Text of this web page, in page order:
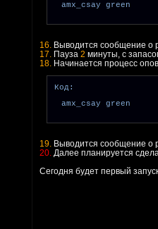
amx_csay green
16. Выводится сообщение о
17. Пауза 2 минуты, с
18. Начинается процесс
Код:
amx_csay green
19. Выводится сообщение о
20. Далее планируется
Сегодня будет первый